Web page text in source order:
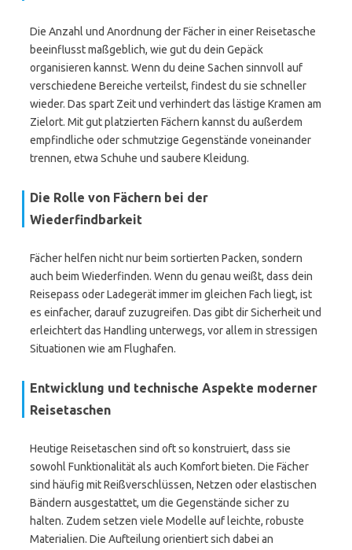
Die Anzahl und Anordnung der Fächer in einer Reisetasche
beeinflusst maßgeblich, wie gut du dein Gepäck
organisieren kannst. Wenn du deine Sachen sinnvoll auf
verschiedene Bereiche verteilst, findest du sie schneller
wieder. Das spart Zeit und verhindert das lästige Kramen am
Zielort. Mit gut platzierten Fächern kannst du außerdem
empfindliche oder schmutzige Gegenstände voneinander
trennen, etwa Schuhe und saubere Kleidung.
Die Rolle von Fächern bei der
Wiederfindbarkeit
Fächer helfen nicht nur beim sortierten Packen, sondern
auch beim Wiederfinden. Wenn du genau weißt, dass dein
Reisepass oder Ladegerät immer im gleichen Fach liegt, ist
es einfacher, darauf zuzugreifen. Das gibt dir Sicherheit und
erleichtert das Handling unterwegs, vor allem in stressigen
Situationen wie am Flughafen.
Entwicklung und technische Aspekte moderner
Reisetaschen
Heutige Reisetaschen sind oft so konstruiert, dass sie
sowohl Funktionalität als auch Komfort bieten. Die Fächer
sind häufig mit Reißverschlüssen, Netzen oder elastischen
Bändern ausgestattet, um die Gegenstände sicher zu
halten. Zudem setzen viele Modelle auf leichte, robuste
Materialien. Die Aufteilung orientiert sich dabei an